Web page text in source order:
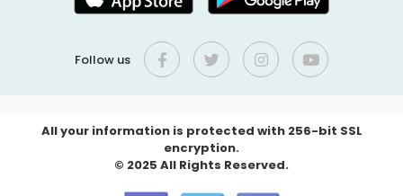
Follow us
All your information is protected with 256-bit SSL
encryption.
© 2025 All Rights Reserved.